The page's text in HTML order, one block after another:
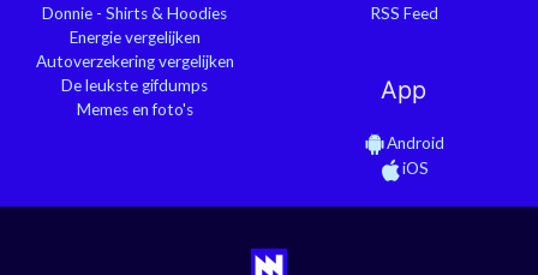
Donnie - Shirts & Hoodies
Energie vergelijken
Autoverzekering vergelijken
De leukste gifdumps
Memes en foto's
RSS Feed
App
Android
iOS